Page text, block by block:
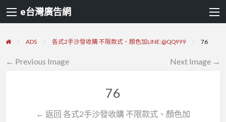
e台灣廣告網
ADS 各式2手沙發收購 不限款式、顏色加LINE:@QQ999 76
← Previous Image Next Image →
76
← 返回 各式2手沙發收購 不限款式、顏色加